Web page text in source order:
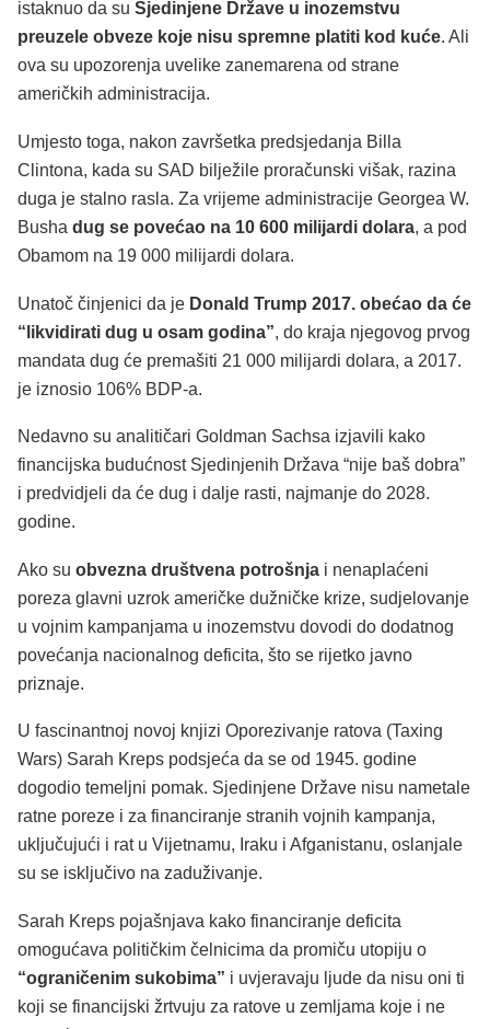
istaknuo da su Sjedinjene Države u inozemstvu
preuzele obveze koje nisu spremne platiti kod kuće. Ali
ova su upozorenja uvelike zanemarena od strane
američkih administracija.
Umjesto toga, nakon završetka predsjedanja Billa
Clintona, kada su SAD bilježile proračunski višak, razina
duga je stalno rasla. Za vrijeme administracije Georgea W.
Busha dug se povećao na 10 600 milijardi dolara, a pod
Obamom na 19 000 milijardi dolara.
Unatoč činjenici da je Donald Trump 2017. obećao da će
“likvidirati dug u osam godina”, do kraja njegovog prvog
mandata dug će premašiti 21 000 milijardi dolara, a 2017.
je iznosio 106% BDP-a.
Nedavno su analitičari Goldman Sachsa izjavili kako
financijska budućnost Sjedinjenih Država “nije baš dobra”
i predvidjeli da će dug i dalje rasti, najmanje do 2028.
godine.
Ako su obvezna društvena potrošnja i nenaplaćeni
poreza glavni uzrok američke dužničke krize, sudjelovanje
u vojnim kampanjama u inozemstvu dovodi do dodatnog
povećanja nacionalnog deficita, što se rijetko javno
priznaje.
U fascinantnoj novoj knjizi Oporezivanje ratova (Taxing
Wars) Sarah Kreps podsjeća da se od 1945. godine
dogodio temeljni pomak. Sjedinjene Države nisu nametale
ratne poreze i za financiranje stranih vojnih kampanja,
uključujući i rat u Vijetnamu, Iraku i Afganistanu, oslanjale
su se isključivo na zaduživanje.
Sarah Kreps pojašnjava kako financiranje deficita
omogućava političkim čelnicima da promiču utopiju o
“ograničenim sukobima” i uvjeravaju ljude da nisu oni ti
koji se financijski žrtvuju za ratove u zemljama koje i ne